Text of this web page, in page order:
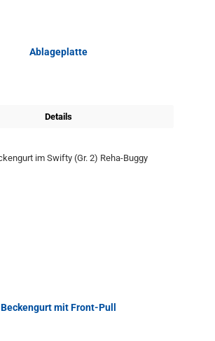
Ablageplatte
Details
Beckengurt mit Front-Pull